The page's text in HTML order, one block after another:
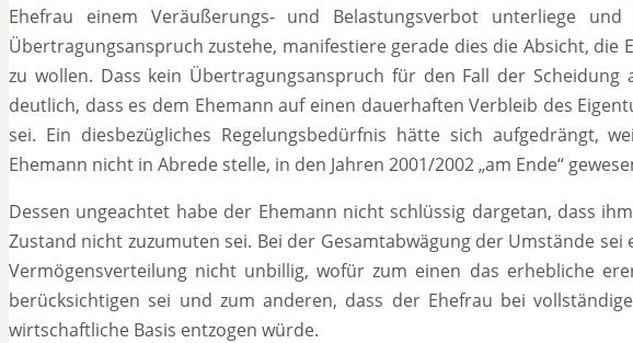
Ehefrau einem Veräußerungs- und Belastungsverbot unterliege
Übertragungsanspruch zustehe, manifestiere gerade dies die Absicht, die
zu wollen. Dass kein Übertragungsanspruch für den Fall der Scheidung
deutlich, dass es dem Ehemann auf einen dauerhaften Verbleib des
sei. Ein diesbezügliches Regelungsbedürfnis hätte sich aufgedrängt,
Ehemann nicht in Abrede stelle, in den Jahren 2001/2002 „am Ende“
Dessen ungeachtet habe der Ehemann nicht schlüssig dargetan, dass
Zustand nicht zuzumuten sei. Bei der Gesamtabwägung der Umstände
Vermögensverteilung nicht unbillig, wofür zum einen das erhebliche
berücksichtigen sei und zum anderen, dass der Ehefrau bei
wirtschaftliche Basis entzogen würde.